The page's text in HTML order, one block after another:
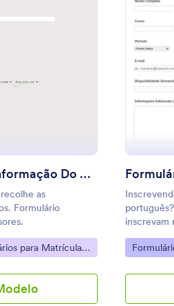
: Formulário De Informação
Formulário De Informação Do Estudante
as
Formulário
para Matrícula
inscrevam
de
Go to